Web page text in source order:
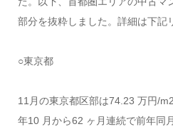
部分を抜粋しました。詳細は下記
○東京都
11月の東京都区部は74.23 万円/
年10 月から62 ヶ月連続で前年同